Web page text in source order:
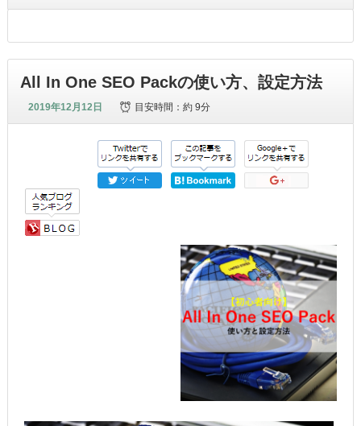
All In One SEO Packの使い方、設定方法
2019年12月12日 目安時間：約 9分